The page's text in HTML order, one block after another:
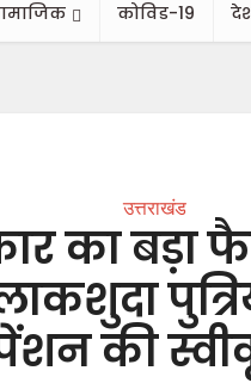
कोविड-19
उत्तराखंड
का बड़ा
की